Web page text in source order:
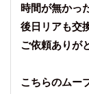
時間が無かっ
後日リアも交
ご依頼ありが
こちらのムー